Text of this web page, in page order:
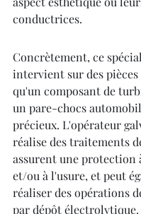
conductrices.
Concrètement, ce
intervient sur des pièces
qu'un composant de
un pare-chocs
précieux. L'opérateur
réalise des traitements
assurent une protection
et/ou à l'usure, et peut
réaliser des opérations
par dépôt électrolytique.